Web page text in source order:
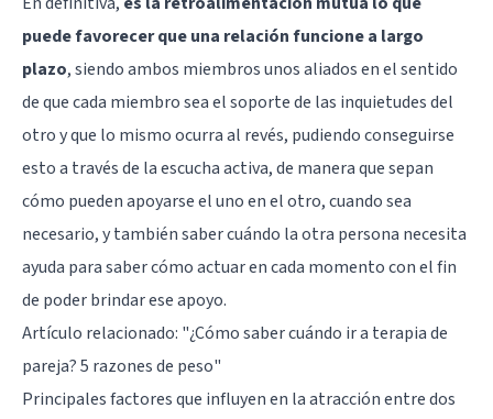
puede favorecer que una relación funcione a largo
plazo, siendo ambos miembros unos aliados en el sentido
de que cada miembro sea el soporte de las inquietudes del
otro y que lo mismo ocurra al revés, pudiendo conseguirse
esto a través de laescucha activa, de manera que sepan
cómo pueden apoyarse el uno en el otro, cuando sea
necesario, y también saber cuándo la otra persona necesita
ayuda para saber cómo actuar en cada momento con el fin
de poder brindar ese apoyo.
Artículo relacionado: "¿Cómo saber cuándo ir a terapia de
pareja? 5 razones de peso"
Principales factores que influyen en la atracción entre dos